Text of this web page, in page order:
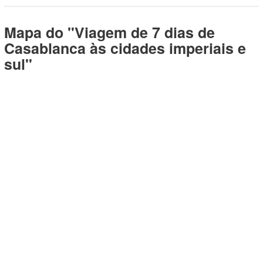
Mapa do "Viagem de 7 dias de
Casablanca às cidades imperiais e
sul"